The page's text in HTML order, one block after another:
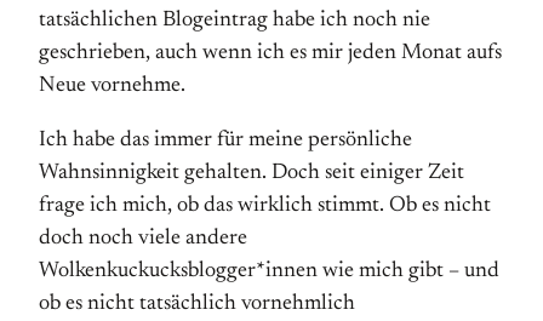
tatsächlichen Blogeintrag habe ich noch nie
geschrieben, auch wenn ich es mir jeden Monat aufs
Neue vornehme.
Ich habe das immer für meine persönliche
Wahnsinnigkeit gehalten. Doch seit einiger Zeit
frage ich mich, ob das wirklich stimmt. Ob es nicht
doch noch viele andere
Wolkenkuckucksblogger*innen wie mich gibt – und
ob es nicht tatsächlich vornehmlich